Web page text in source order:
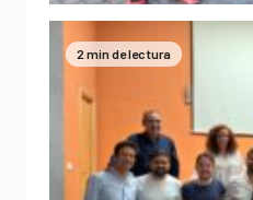
2 min de lectura